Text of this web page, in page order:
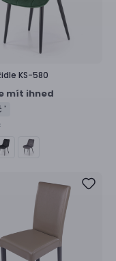
KS-580
mít ihned
*